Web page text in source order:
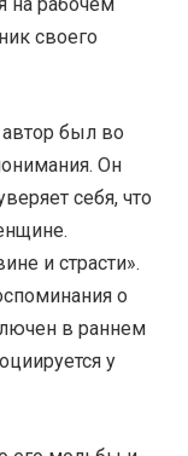
своего
был во
Он
себя, что
и страсти».
о
в раннем
у